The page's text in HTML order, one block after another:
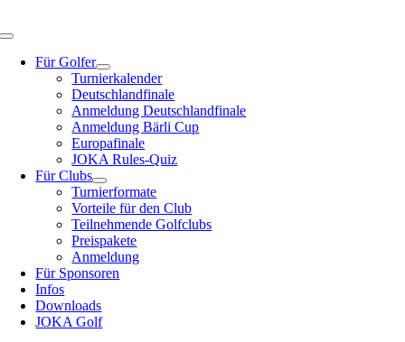
Inhalt
Toggle
NavigationFür Golfer
Turnierkalender
Deutschlandfinale
Anmeldung Deutschlandfinale
Anmeldung Bärli Cup
Europafinale
JOKA Rules-Quiz
Für Clubs
Turnierformate
Vorteile für den Club
Teilnehmende Golfclubs
Preispakete
Anmeldung
Für Sponsoren
Infos
Downloads
JOKA Golf